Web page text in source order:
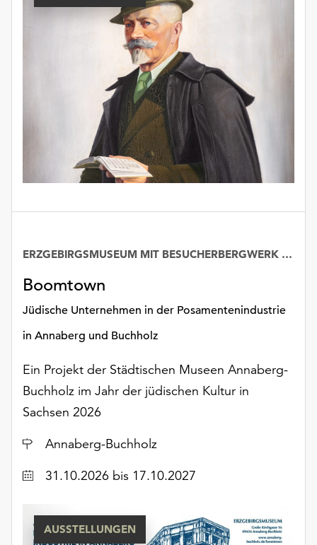
Boomtown
Jüdische Unternehmen in der Posamentenindustrie
in Annaberg und Buchholz
ERZGEBIRGSMUSEUM MIT BESUCHERBERGWERK „IM GÖSSNER“
Ein Projekt der Städtischen Museen Annaberg-
Buchholz im Jahr der jüdischen Kultur in
Sachsen 2026
Ort
Annaberg-Buchholz
Datum31.10.2026 bis 17.10.2027
AUSSTELLUNGEN